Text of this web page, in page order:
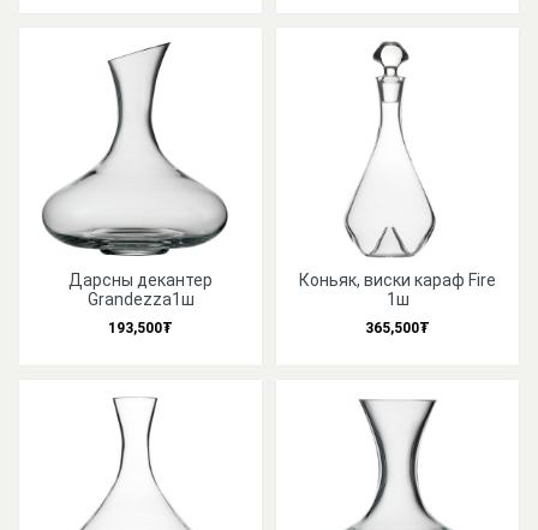
Дарсны декантер
Grandezza1ш
193,500₮
Коньяк, виски караф Fire
1ш
365,500₮